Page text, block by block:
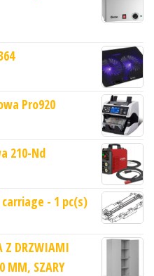
Pro920
210-Nd
carriage - 1 pc(s)
Z DRZWIAMI
MM, SZARY